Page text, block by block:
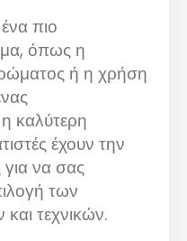
πιο
όπως η
ή η χρήση
η καλύτερη
έχουν την
για να σας
των
τεχνικών.